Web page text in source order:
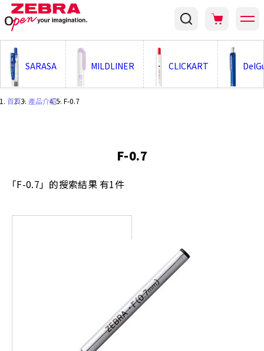
SARASA MILDLINER CLICKART
首頁・ 產品介紹・ F-0.7
F-0.7
「F-0.7」的搜索結果 有1件